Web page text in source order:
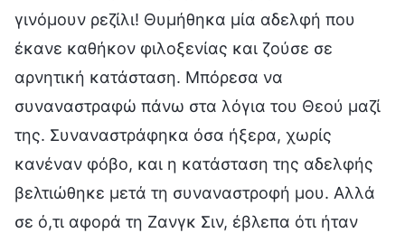
γινόμουν ρεζίλι! Θυμήθηκα μία αδελφή που
έκανε καθήκον φιλοξενίας και ζούσε σε
αρνητική κατάσταση. Μπόρεσα να
συναναστραφώ πάνω στα λόγια του Θεού μαζί
της. Συναναστράφηκα όσα ήξερα, χωρίς
κανέναν φόβο, και η κατάσταση της αδελφής
βελτιώθηκε μετά τη συναναστροφή μου. Αλλά
σε ό,τι αφορά τη Ζανγκ Σιν, έβλεπα ότι ήταν